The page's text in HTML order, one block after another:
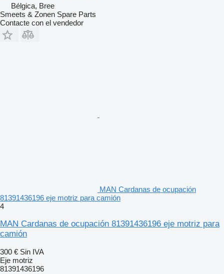
Bélgica, Bree
Smeets & Zonen Spare Parts
Contacte con el vendedor
MAN Cardanas de ocupación
81391436196 eje motriz para camión
4
MAN Cardanas de ocupación 81391436196 eje motriz para
camión
300 € Sin IVA
Eje motriz
81391436196